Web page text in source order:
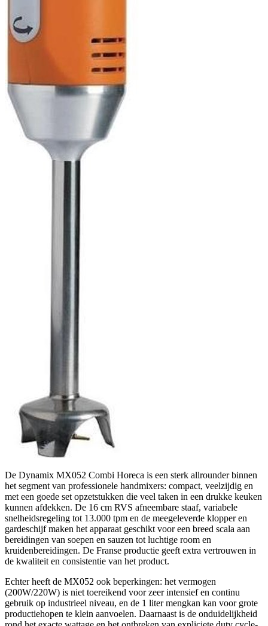
De Dynamix MX052 Combi Horeca is een sterk allrounder binnen
het segment van professionele handmixers: compact, veelzijdig en
met een goede set opzetstukken die veel taken in een drukke keuken
kunnen afdekken. De 16 cm RVS afneembare staaf, variabele
snelheidsregeling tot 13.000 tpm en de meegeleverde klopper en
gardeschijf maken het apparaat geschikt voor een breed scala aan
bereidingen van soepen en sauzen tot luchtige room en
kruidenbereidingen. De Franse productie geeft extra vertrouwen in
de kwaliteit en consistentie van het product.
Echter heeft de MX052 ook beperkingen: het vermogen
(200W/220W) is niet toereikend voor zeer intensief en continu
gebruik op industrieel niveau, en de 1 liter mengkan kan voor grote
productiehopen te klein aanvoelen. Daarnaast is de onduidelijkheid